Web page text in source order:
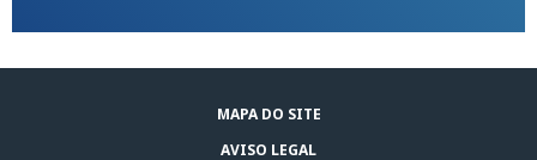
MAPA DO SITE
AVISO LEGAL